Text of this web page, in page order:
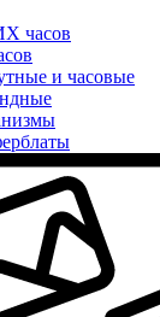
часов
и часовые